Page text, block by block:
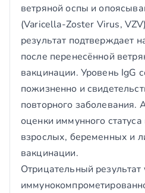
ветряной оспы и
(Varicella-Zoster Virus,
результат подтверждает
после перенесённой
вакцинации. Уровень IgG
пожизненно и
повторного заболевания.
оценки иммунного
взрослых, беременных и
вакцинации.
Отрицательный